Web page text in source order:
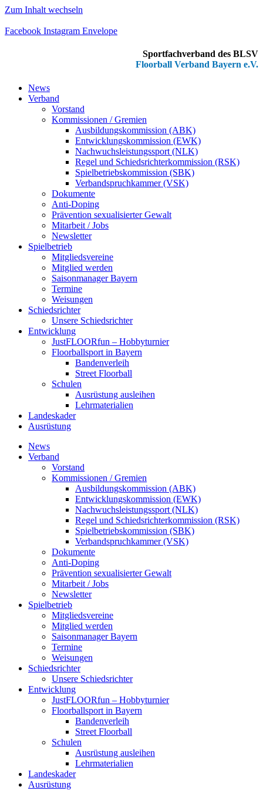
Zum Inhalt wechseln
Facebook Instagram Envelope
Sportfachverband des BLSV
Floorball Verband Bayern e.V.
News
Verband
Vorstand
Kommissionen / Gremien
Ausbildungskommission (ABK)
Entwicklungskommission (EWK)
Nachwuchsleistungssport (NLK)
Regel und Schiedsrichterkommission (RSK)
Spielbetriebskommission (SBK)
Verbandspruchkammer (VSK)
Dokumente
Anti-Doping
Prävention sexualisierter Gewalt
Mitarbeit / Jobs
Newsletter
Spielbetrieb
Mitgliedsvereine
Mitglied werden
Saisonmanager Bayern
Termine
Weisungen
Schiedsrichter
Unsere Schiedsrichter
Entwicklung
JustFLOORfun – Hobbyturnier
Floorballsport in Bayern
Bandenverleih
Street Floorball
Schulen
Ausrüstung ausleihen
Lehrmaterialien
Landeskader
Ausrüstung
News
Verband
Vorstand
Kommissionen / Gremien
Ausbildungskommission (ABK)
Entwicklungskommission (EWK)
Nachwuchsleistungssport (NLK)
Regel und Schiedsrichterkommission (RSK)
Spielbetriebskommission (SBK)
Verbandspruchkammer (VSK)
Dokumente
Anti-Doping
Prävention sexualisierter Gewalt
Mitarbeit / Jobs
Newsletter
Spielbetrieb
Mitgliedsvereine
Mitglied werden
Saisonmanager Bayern
Termine
Weisungen
Schiedsrichter
Unsere Schiedsrichter
Entwicklung
JustFLOORfun – Hobbyturnier
Floorballsport in Bayern
Bandenverleih
Street Floorball
Schulen
Ausrüstung ausleihen
Lehrmaterialien
Landeskader
Ausrüstung